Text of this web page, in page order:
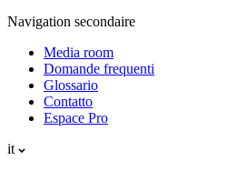
Navigation secondaire
Media room
Domande frequenti
Glossario
Contatto
Espace Pro
it